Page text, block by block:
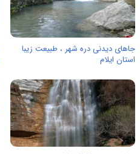
جاهای دیدنی دره شهر ، طبیعت زیبا
استان ایلام